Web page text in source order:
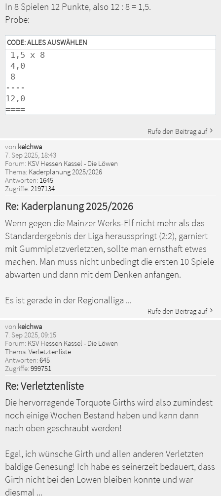
In 8 Spielen 12 Punkte, also 12 : 8 = 1,5.
Probe:
CODE:ALLES AUSWÄHLEN
1,5 x 8
4,0
8
----
12,0
Rufe den Beitrag auf
von keichwa
7. Sep 2025, 18:43
Forum: KSV Hessen Kassel - Die Löwen
Thema: Kaderplanung 2025/2026
Antworten: 1645
Zugriffe: 2197134
Re: Kaderplanung 2025/2026
Wenn gegen die Mainzer Werks-Elf nicht mehr als das
Standardergebnis der Liga herausspringt (2:2), garniert
mit Gummiplatzverletzten, sollte man ernsthaft etwas
machen. Man muss nicht unbedingt die ersten 10 Spiele
abwarten und dann mit dem Denken anfangen.
Es ist gerade in der Regionalliga ...
Rufe den Beitrag auf
von keichwa
7. Sep 2025, 09:15
Forum: KSV Hessen Kassel - Die Löwen
Thema: Verletztenliste
Antworten: 645
Zugriffe: 999751
Re: Verletztenliste
Die hervorragende Torquote Girths wird also zumindest
noch einige Wochen Bestand haben und kann dann
nach oben geschraubt werden!
Egal, ich wünsche Girth und allen anderen Verletzten
baldige Genesung! Ich habe es seinerzeit bedauert, dass
Girth nicht bei den Löwen bleiben konnte und war
diesmal ...